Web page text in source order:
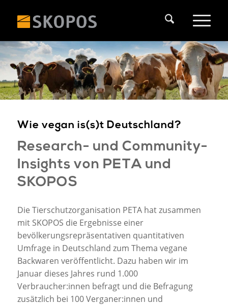
Wie vegan is(s)t Deutschland?
Research- und Community-
Insights von PETA und
SKOPOS
Die Tierschutzorganisation PETA hat zusammen
mit SKOPOS die Ergebnisse einer
bevölkerungsrepräsentativen quantitativen
Umfrage in Deutschland zum Thema vegane
Backwaren veröffentlicht. Dazu haben wir im
Januar dieses Jahres rund 1.000
Verbraucher:innen befragt und die Befragung
zusätzlich bei 100 Verganer:innen und